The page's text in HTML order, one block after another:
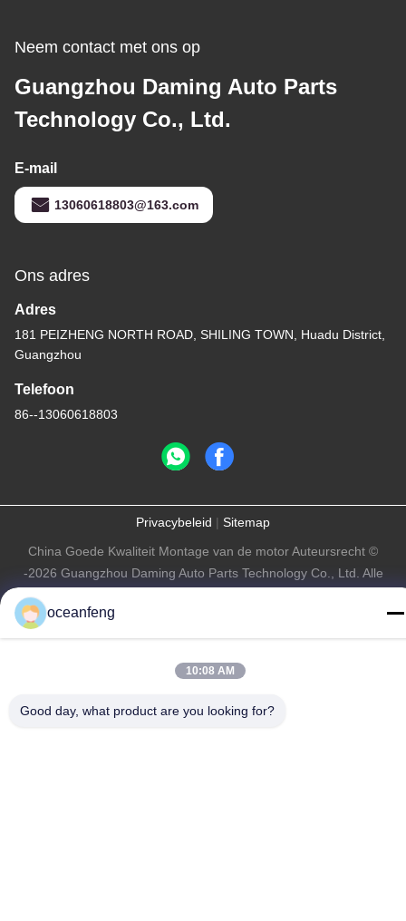
Neem contact met ons op
Guangzhou Daming Auto Parts
Technology Co., Ltd.
E-mail
13060618803@163.com
Ons adres
Adres
181 PEIZHENG NORTH ROAD, SHILING TOWN, Huadu District,
Guangzhou
Telefoon
86--13060618803
Privacybeleid | Sitemap
China Goede Kwaliteit Montage van de motor Auteursrecht ©
-2026 Guangzhou Daming Auto Parts Technology Co., Ltd. Alle
oceanfeng
10:08 AM
Good day, what product are you looking for?